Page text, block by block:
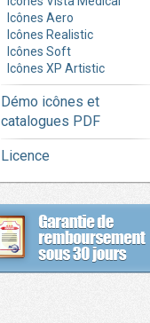
Icônes Aero
Icônes Realistic
Icônes Soft
Icônes XP Artistic
Démo icônes et
catalogues PDF
Licence